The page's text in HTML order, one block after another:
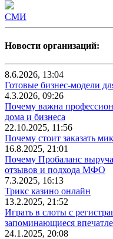
СМИ
Новости организаций:
8.6.2026, 13:04
Готовые бизнес-модели
4.3.2026, 09:26
Почему важна
дома и бизнеса
22.10.2025, 11:56
Почему стоит заказать
16.8.2025, 21:01
Почему Пробаланс
отзывов и подхода МФО
7.3.2025, 16:13
Трикс казино онлайн
13.2.2025, 21:52
Играть в слоты с
запоминающиеся
24.1.2025, 20:08